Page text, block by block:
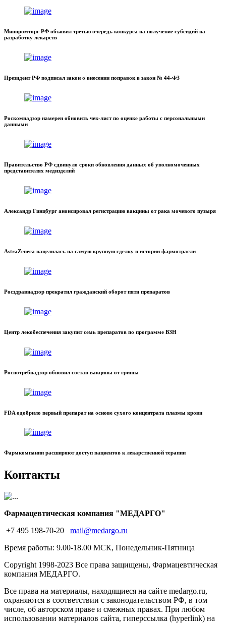
Минпромторг РФ объявил третью очередь конкурса на получение субсидий на
разработку лекарств
Президент РФ подписал закон о внесении поправок в закон № 44-ФЗ
Роскомнадзор намерен обновить чек-лист по оценке работы с персональными
данными
Правительство РФ сдвинуло сроки обновления данных об уполномоченных
представителях медизделий
Александр Гинцбург анонсировал регистрацию вакцины от рака мочевого пузыря
AstraZeneca нацелилась на самую крупную сделку в истории фармотрасли
Росздравнадзор прекратил гражданский оборот пяти препаратов
Центр лекобеспечения закупит семь препаратов по программе ВЗН
Роспотребнадзор обновил состав вакцины от гриппа
FDA одобрило первый препарат на основе сухого концентрата плазмы крови
Фармкомпании расширяют доступ пациентов к лекарственной терапии
Контакты
Фармацевтическая компания "МЕДАРГО"
+7 495 198-70-20
mail@medargo.ru
Время работы: 9.00-18.00 МСК, Понедельник-Пятница
Copyright 1998-2023 Все права защищены, Фармацевтическая
компания МЕДАРГО.
Все права на материалы, находящиеся на сайте medargo.ru,
охраняются в соответствии с законодательством РФ, в том
числе, об авторском праве и смежных правах. При любом
использовании материалов сайта, гиперссылка (hyperlink) на